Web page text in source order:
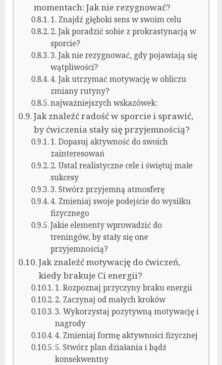
momentach: Jak nie rezygnować?
1. Znajdź głęboki sens w swoim celu
2. Jak poradzić sobie z prokrastynacją w
sporcie?
3. Jak nie rezygnować, gdy pojawiają się
wątpliwości?
4. Jak utrzymać motywację w obliczu
zmiany rutyny?
najważniejszych wskazówek:
Jak znaleźć radość w sporcie i sprawić,
by ćwiczenia stały się przyjemnością?
1. Dopasuj aktywność do swoich
zainteresowań
2. Ustal realistyczne cele i świętuj małe
sukcesy
3. Stwórz przyjemną atmosferę
4. Zmieniaj swoje podejście do wysiłku
fizycznego
Jakie elementy wprowadzić do
treningów, by stały się one
przyjemnością?
Jak znaleźć motywację do ćwiczeń,
kiedy brakuje Ci energii?
1. Rozpoznaj przyczyny braku energii
2. Zaczynaj od małych kroków
3. Wykorzystaj pozytywną motywację i
nagrody
4. Zmieniaj formę aktywności fizycznej
5. Stwórz plan działania i bądź
konsekwentny